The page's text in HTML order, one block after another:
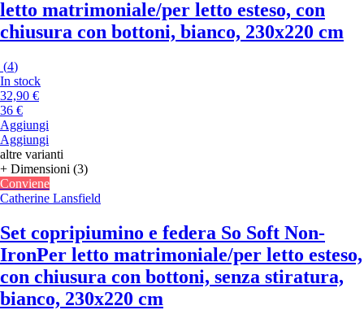
letto matrimoniale/per letto esteso, con
chiusura con bottoni, bianco, 230x220 cm
(4)
In stock
32,90 €
36 €
Aggiungi
Aggiungi
altre varianti
+ Dimensioni (3)
Conviene
Catherine Lansfield
Set copripiumino e federa So Soft Non-
IronPer letto matrimoniale/per letto esteso,
con chiusura con bottoni, senza stiratura,
bianco, 230x220 cm